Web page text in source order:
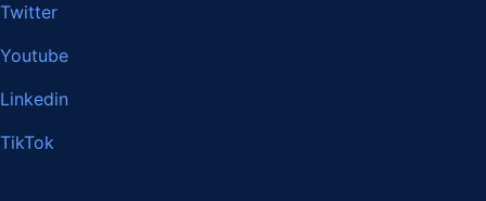
Twitter
Youtube
Linkedin
TikTok